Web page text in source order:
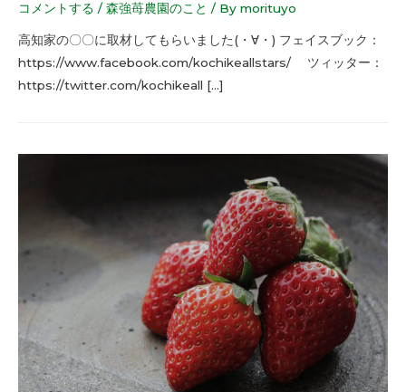
コメントする / 森強苺農園のこと / By morituyo
高知家の〇〇に取材してもらいました(・∀・) フェイスブック：
https://www.facebook.com/kochikeallstars/ ツィッター：
https://twitter.com/kochikeall […]